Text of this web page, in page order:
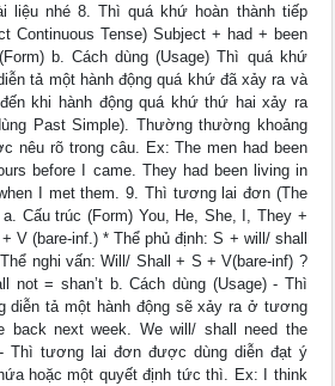
liệu nhé 8. Thì quá khứ hoàn thành tiếp
Continuous Tense) Subject + had + been
b. Cách dùng (Usage) Thì quá khứ
tả một hành động quá khứ đã xảy ra và
khi hành động quá khứ thứ hai xảy ra
Past Simple). Thường thường khoảng
nêu rõ trong câu. Ex: The men had been
before I came. They had been living in
I met them. 9. Thì tương lai đơn (The
Cấu trúc (Form) You, He, She, I, They +
V (bare-inf.) * Thể phủ định: S + will/ shall
nghi vấn: Will/ Shall + S + V(bare-inf) ?
not = shan’t b. Cách dùng (Usage) - Thì
diễn tả một hành động sẽ xảy ra ở tương
back next week. We will/ shall need the
Thì tương lai đơn được dùng diễn đạt ý
hoặc một quyết định tức thì. Ex: I think